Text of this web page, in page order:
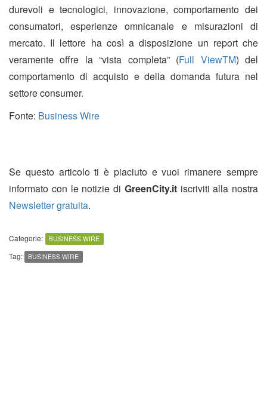
durevoli e tecnologici, innovazione, comportamento dei
consumatori, esperienze omnicanale e misurazioni di
mercato. Il lettore ha così a disposizione un report che
veramente offre la “vista completa” (Full ViewTM) del
comportamento di acquisto e della domanda futura nel
settore consumer.
Fonte: Business Wire
Se questo articolo ti è piaciuto e vuoi rimanere sempre
informato con le notizie di GreenCity.itiscriviti alla nostra
Newsletter gratuita.
Categorie: BUSINESS WIRE
Tag: BUSINESS WIRE